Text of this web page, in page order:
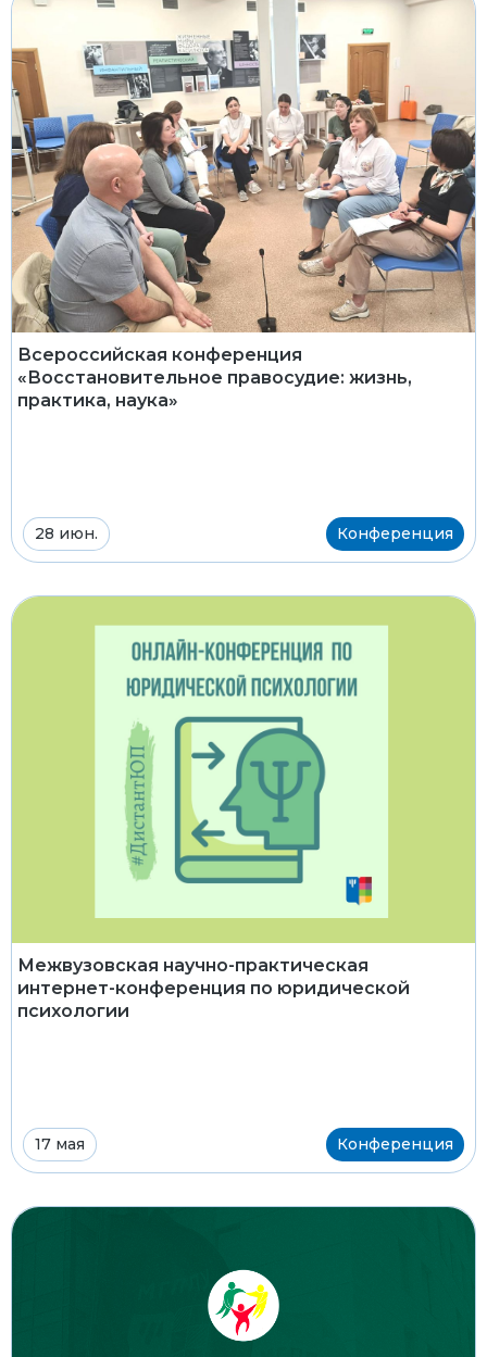
Всероссийская конференция
«Восстановительное правосудие: жизнь,
практика, наука»
28 июн. Конференция
Межвузовская научно-практическая
интернет-конференция по юридической
психологии
17 мая Конференция